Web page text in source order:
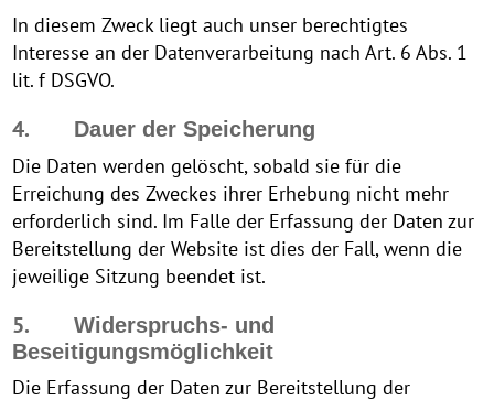
In diesem Zweck liegt auch unser berechtigtes
Interesse an der Datenverarbeitung nach Art. 6 Abs. 1
lit. f DSGVO.
4. Dauer der Speicherung
Die Daten werden gelöscht, sobald sie für die
Erreichung des Zweckes ihrer Erhebung nicht mehr
erforderlich sind. Im Falle der Erfassung der Daten zur
Bereitstellung der Website ist dies der Fall, wenn die
jeweilige Sitzung beendet ist.
5.
Widerspruchs- und
Beseitigungsmöglichkeit
Die Erfassung der Daten zur Bereitstellung der